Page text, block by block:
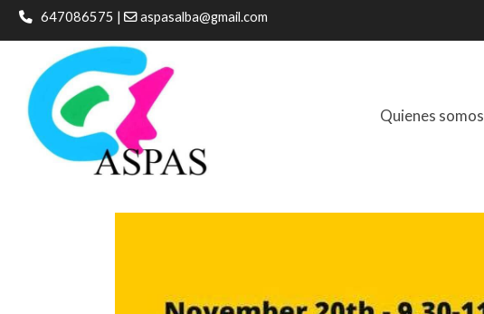
647086575 | aspasalba@gmail.com
Quienes somos